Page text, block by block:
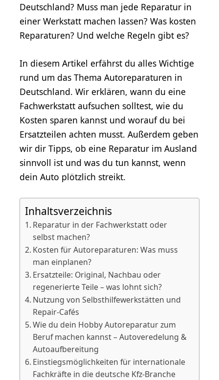
Deutschland? Muss man jede Reparatur in
einer Werkstatt machen lassen? Was kosten
Reparaturen? Und welche Regeln gibt es?
In diesem Artikel erfährst du alles Wichtige
rund um das Thema Autoreparaturen in
Deutschland. Wir erklären, wann du eine
Fachwerkstatt aufsuchen solltest, wie du
Kosten sparen kannst und worauf du bei
Ersatzteilen achten musst. Außerdem geben
wir dir Tipps, ob eine Reparatur im Ausland
sinnvoll ist und was du tun kannst, wenn
dein Auto plötzlich streikt.
Inhaltsverzeichnis
Reparatur in der Fachwerkstatt oder
selbst machen?
Kosten für Autoreparaturen: Was muss
man einplanen?
Ersatzteile: Original, Nachbau oder
regenerierte Teile – was lohnt sich?
Nutzung von Selbsthilfewerkstätten und
Repair-Cafés
Wie du dein Hobby Autoreparatur zum
Beruf machen kannst – Autoveredelung &
Autoaufbereitung
Einstiegsmöglichkeiten für internationale
Fachkräfte in die deutsche Kfz-Branche